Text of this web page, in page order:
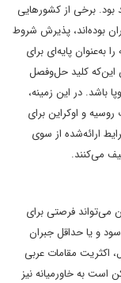
بود. برخی از کشورهایی
بوده‌اند، پذیرش شروط
به‌عنوان پایه‌ای برای
این‌که کلید حل‌وفصل
باشد. در این زمینه،
روسیه و اوکراین برای
ارائه‌شده از سوی
می‌کنند.
می‌تواند فرصتی برای
و یا حداقل جبران
اکثریت مقامات عربی
است به خاورمیانه نیز